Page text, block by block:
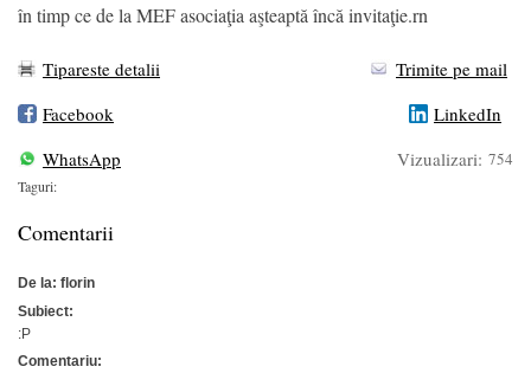
în timp ce de la MEF asociaţia aşteaptă încă invitaţie.rn
Tipareste detalii
Trimite pe mail
Facebook
LinkedIn
WhatsApp
Vizualizari: 754
Taguri:
Comentarii
De la: florin
Subiect:
:P
Comentariu: